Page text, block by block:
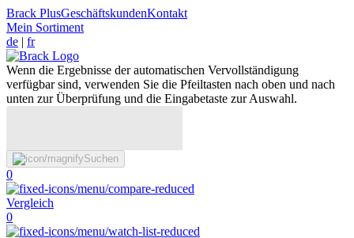
Brack PlusGeschäftskundenKontakt
Mein Sortiment
de | fr
Wenn die Ergebnisse der automatischen Vervollständigung
verfügbar sind, verwenden Sie die Pfeiltasten nach oben und nach
unten zur Überprüfung und die Eingabetaste zur Auswahl.
Suchen
0
Vergleich
0